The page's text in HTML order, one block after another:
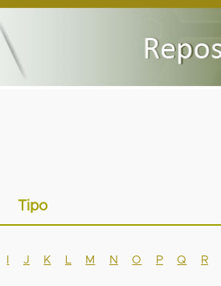
Tipo
J K M N O P Q R